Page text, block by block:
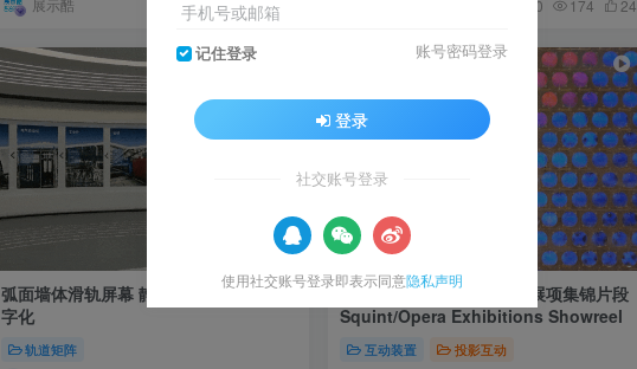
展示酷 0 485 0 174 24
弧面墙体滑轨屏幕 静态墙面通过滑轨数
字化
轨道矩阵
Squint/Opera数字化互动展项集锦片段
Squint/Opera Exhibitions Showreel
互动装置 投影互动
手机号或邮箱
记住登录 账号密码登录
登录
社交账号登录
使用社交账号登录即表示同意隐私声明